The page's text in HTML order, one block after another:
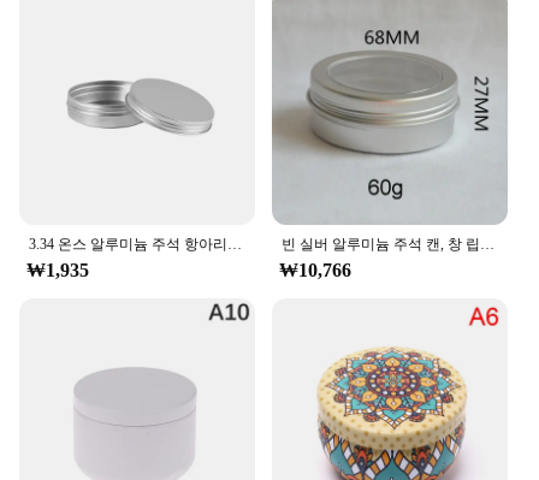
3.34 온스 알루미늄 주석 항아리 리필 용기, 100ml 알루미늄 나사 뚜껑, 화장품용 둥근 주석 용기 병, 1 개, 10/20 개
₩1,935
빈 실버 알루미늄 주석 캔, 창 립 밤 주석 화장품 용기, 차 보석 보관 정리함, 60g, 80g, 50 개, 20 개, 10 개
₩10,766